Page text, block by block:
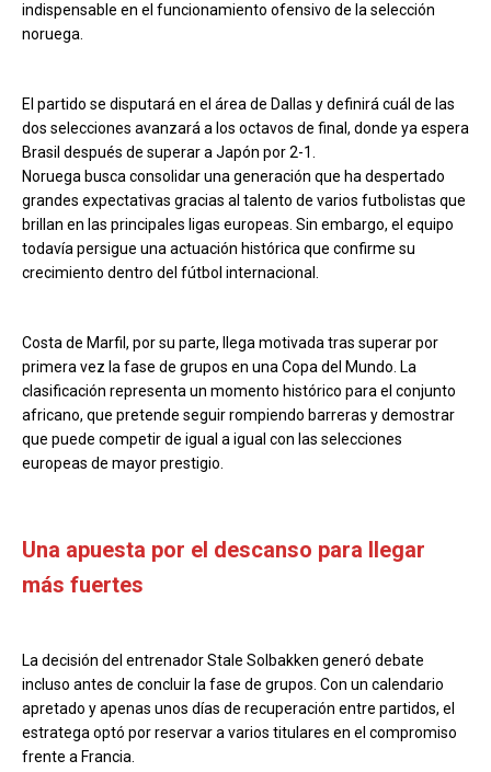
indispensable en el funcionamiento ofensivo de la selección
noruega.
El partido se disputará en el área de Dallas y definirá cuál de las
dos selecciones avanzará a los octavos de final, donde ya espera
Brasil después de superar a Japón por 2-1.
Noruega busca consolidar una generación que ha despertado
grandes expectativas gracias al talento de varios futbolistas que
brillan en las principales ligas europeas. Sin embargo, el equipo
todavía persigue una actuación histórica que confirme su
crecimiento dentro del fútbol internacional.
Costa de Marfil, por su parte, llega motivada tras superar por
primera vez la fase de grupos en una Copa del Mundo. La
clasificación representa un momento histórico para el conjunto
africano, que pretende seguir rompiendo barreras y demostrar
que puede competir de igual a igual con las selecciones
europeas de mayor prestigio.
Una apuesta por el descanso para llegar
más fuertes
La decisión del entrenador Stale Solbakken generó debate
incluso antes de concluir la fase de grupos. Con un calendario
apretado y apenas unos días de recuperación entre partidos, el
estratega optó por reservar a varios titulares en el compromiso
frente a Francia.